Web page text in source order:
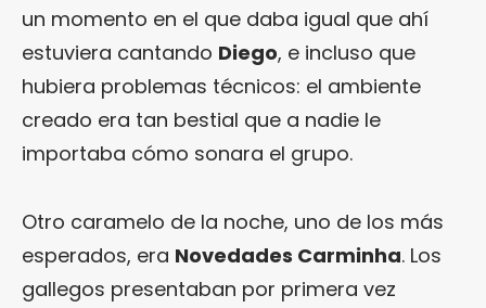
un momento en el que daba igual que ahí
estuviera cantando Diego, e incluso que
hubiera problemas técnicos: el ambiente
creado era tan bestial que a nadie le
importaba cómo sonara el grupo.
Otro caramelo de la noche, uno de los más
esperados, era Novedades Carminha. Los
gallegos presentaban por primera vez